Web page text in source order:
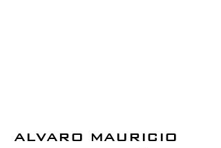
ALVARO MAURICIO